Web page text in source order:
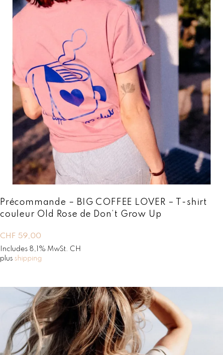
Précommande – BIG COFFEE LOVER – T-shirt
couleur Old Rose de Don’t Grow Up
CHF 59,00
Includes 8,1% MwSt. CH
plus shipping
/ Chemises
de Bain / Lingerie
/ Leggings / Shorts
/ Sweats / Cardigans
/ Paniers